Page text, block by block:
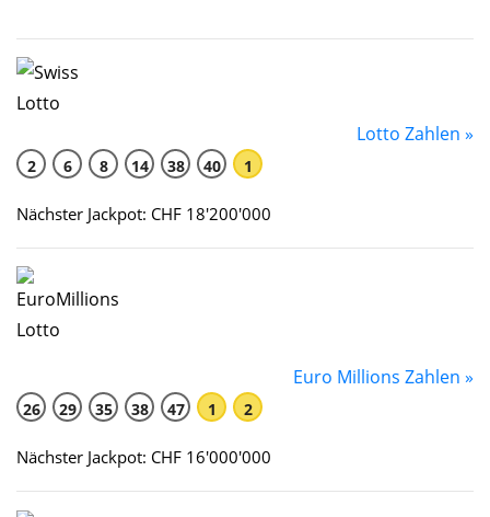
Lotto Zahlen »
2 6 8 14 38 40 1
Nächster Jackpot: CHF 18'200'000
Euro Millions Zahlen »
26 29 35 38 47 1 2
Nächster Jackpot: CHF 16'000'000